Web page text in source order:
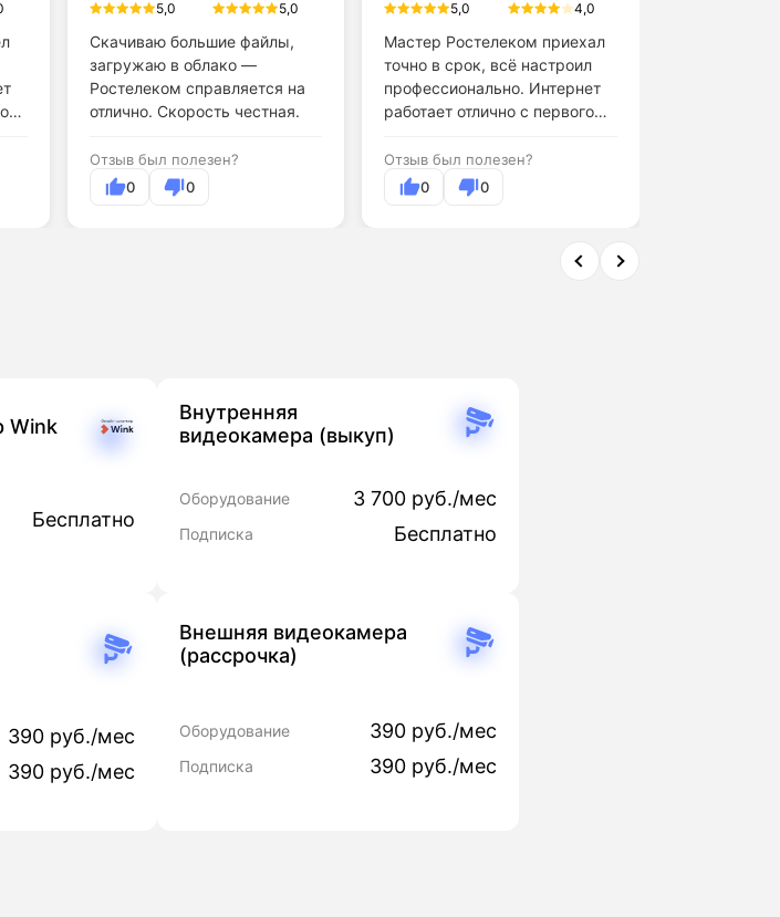
5,0 5,0
Скачиваю большие файлы,
загружаю в облако —
Ростелеком справляется на
отлично. Скорость честная.
Отзыв был полезен?
0
0
5,0 4,0
Мастер Ростелеком приехал
точно в срок, всё настроил
профессионально. Интернет
работает отлично с первого
Отзыв был полезен?
0
0
Wink
Бесплатно
Внутренняя
видеокамера (выкуп)
Оборудование 3 700 руб./мес
Подписка Бесплатно
390 руб./мес
390 руб./мес
Внешняя видеокамера
(рассрочка)
Оборудование 390 руб./мес
Подписка 390 руб./мес